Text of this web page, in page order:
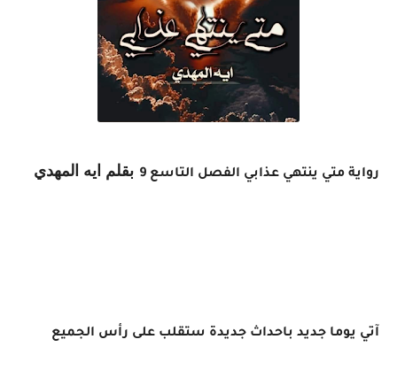
رواية متي ينتهي عذابي الفصل التاسع 9 بقلم ايه المهدي
آتي يوما جديد باحداث جديدة ستقلب على رأس الجميع